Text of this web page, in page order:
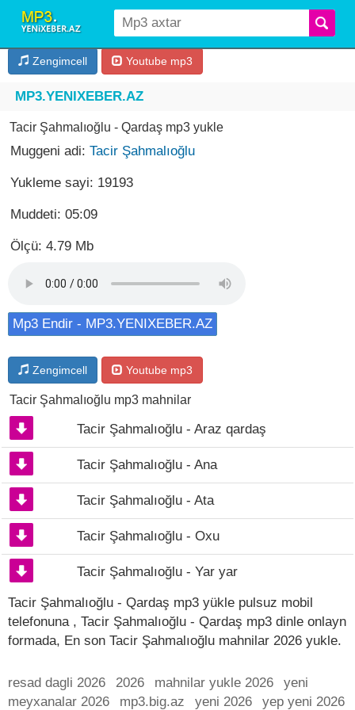
Zengimcell Youtube mp3
MP3.YENIXEBER.AZ
Tacir Şahmalıoğlu - Qardaş mp3 yukle
Muggeni adi: Tacir Şahmalıoğlu
Yukleme sayi: 19193
Muddeti: 05:09
Ölçü: 4.79 Mb
Mp3 Endir - MP3.YENIXEBER.AZ
Zengimcell Youtube mp3
Tacir Şahmalıoğlu mp3 mahnilar
Tacir Şahmalıoğlu - Araz qardaş
Tacir Şahmalıoğlu - Ana
Tacir Şahmalıoğlu - Ata
Tacir Şahmalıoğlu - Oxu
Tacir Şahmalıoğlu - Yar yar
Tacir Şahmalıoğlu - Qardaş mp3 yükle pulsuz mobil
telefonuna , Tacir Şahmalıoğlu - Qardaş mp3 dinle onlayn
formada, En son Tacir Şahmalıoğlu mahnilar 2026 yukle.
resad dagli 2026 2026 mahnilar yukle 2026
yeni
meyxanalar 2026
mp3.big.az yeni 2026 yep yeni 2026